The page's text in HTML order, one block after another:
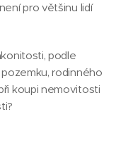
pro většinu lidí
podle
rodinného
koupi nemovitosti